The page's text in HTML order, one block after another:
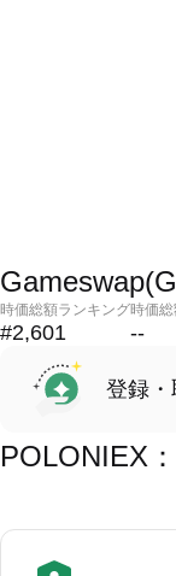
時価総額ランキング
#2,601
時価
--
登録
POLONIEX